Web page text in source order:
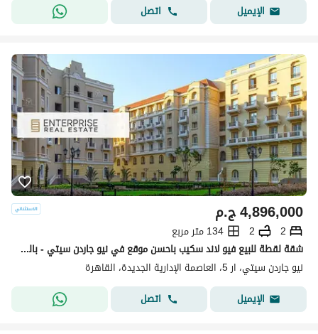
الإيميل
اتصل
ج.م4,896,000
2
2
134 متر مربع
شقة لقطة للبيع فيو لاند سكيب باحسن موقع في نيو جاردن سيتي - بالعاصمة الادارية وباقل سعر فس الماركت
نيو جاردن سيتي، ار 5، العاصمة الإدارية الجديدة، القاهرة
الإيميل
اتصل